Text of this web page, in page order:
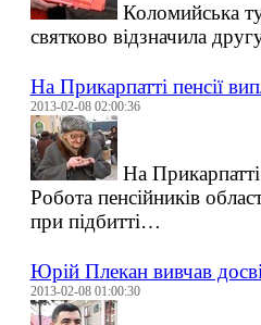
Коломийська
святково відзначила
На Прикарпатті пенсії
2013-02-08 02:00:36
На Прикарпатті
Робота пенсійників
при підбитті…
Юрій Плекан вивчав
2013-02-08 01:00:30